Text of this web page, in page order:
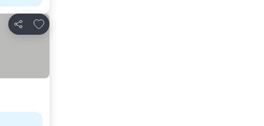
Partilhar
Adicionar aos favoritos